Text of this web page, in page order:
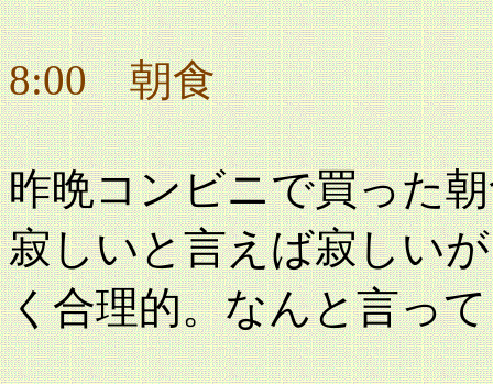
8:00 朝食
昨晩コンビニで買った
寂しいと言えば寂しい
く合理的。なんと言っ